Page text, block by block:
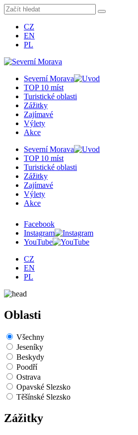
CZ
EN
PL
Severní Morava
TOP 10 míst
Turistické oblasti
Zážitky
Zajímavé
Výlety
Akce
Severní Morava
TOP 10 míst
Turistické oblasti
Zážitky
Zajímavé
Výlety
Akce
Facebook
Instagram
YouTube
CZ
EN
PL
Oblasti
Všechny
Jeseníky
Beskydy
Poodří
Ostrava
Opavské Slezsko
Těšínské Slezsko
Zážitky